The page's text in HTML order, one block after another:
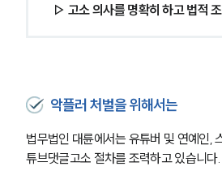
▷ 고소 의사를 명확히 하고 법적
악플러 처벌을 위해서는
법무법인 대륜에서는 유튜버 및 연예인,
튜브댓글고소 절차를 조력하고 있습니다.